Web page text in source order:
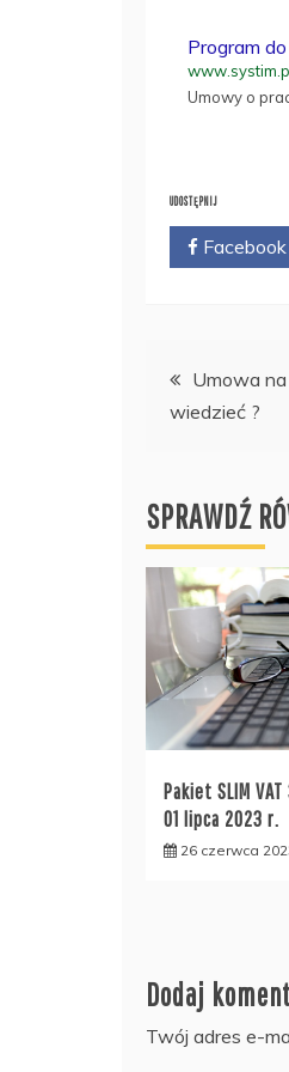
Program do
Umowy o
UDOSTĘPNIJ
Facebook
Nawigacja
Umowa
wiedzieć ?
SPRAWDŹ
Pakiet SLIM
01 lipca 2023 r.
26 czerwca
Dodaj
Twój adres e-